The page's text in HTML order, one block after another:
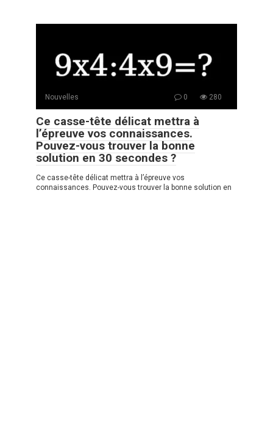
Nouvelles 0 280
Ce casse-tête délicat mettra à
l’épreuve vos connaissances.
Pouvez-vous trouver la bonne
solution en 30 secondes ?
Ce casse-tête délicat mettra à l’épreuve vos
connaissances. Pouvez-vous trouver la bonne solution en